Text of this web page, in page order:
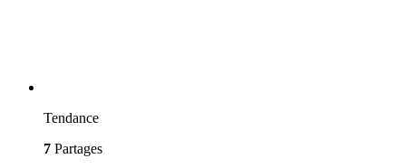
Tendance
7 Partages